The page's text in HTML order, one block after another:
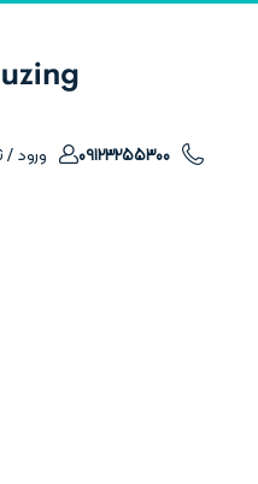
09123255300 ورود /